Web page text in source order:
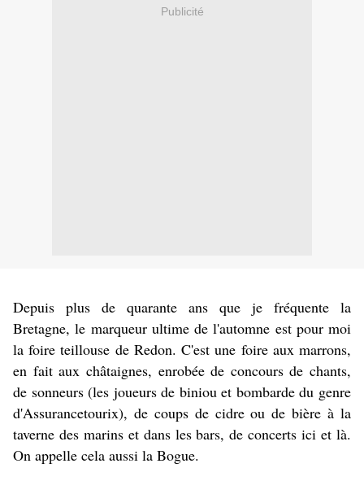
Publicité
Depuis plus de quarante ans que je fréquente la
Bretagne, le marqueur ultime de l'automne est pour moi
la foire teillouse de Redon. C'est une foire aux marrons,
en fait aux châtaignes, enrobée de concours de chants,
de sonneurs (les joueurs de biniou et bombarde du genre
d'Assurancetourix), de coups de cidre ou de bière à la
taverne des marins et dans les bars, de concerts ici et là.
On appelle cela aussi la Bogue.